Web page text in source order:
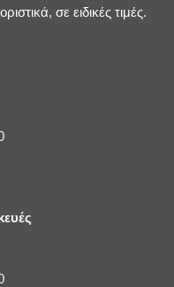
σε ειδικές τιμές.